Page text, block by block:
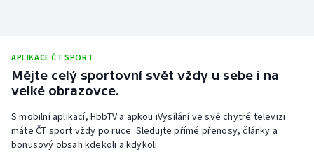
Volejbal
Ostatní
APLIKACE ČT SPORT
Mějte celý sportovní svět vždy u sebe i na
velké obrazovce.
S mobilní aplikací, HbbTV a apkou iVysílání ve své chytré televizi
máte ČT sport vždy po ruce. Sledujte přímé přenosy, články a
bonusový obsah kdekoli a kdykoli.